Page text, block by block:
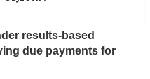
results-based
due payments for